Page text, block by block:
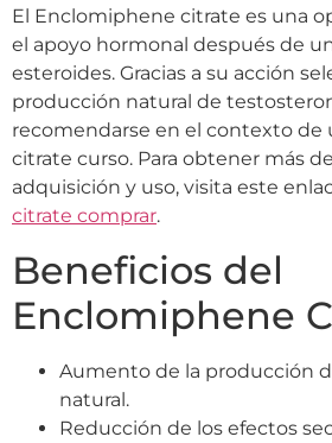
El Enclomiphene citrate es una
el apoyo hormonal después de
esteroides. Gracias a su acción
producción natural de
recomendarse en el contexto de
citrate curso. Para obtener más
adquisición y uso, visita este
citrate comprar.
Beneficios del
Enclomiphene
Aumento de la producción
natural.
Reducción de los efectos